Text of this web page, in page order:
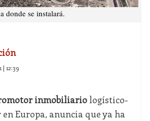
donde se instalará.
| 12:39
inmobiliariologístico-
Europa, anuncia que ya ha